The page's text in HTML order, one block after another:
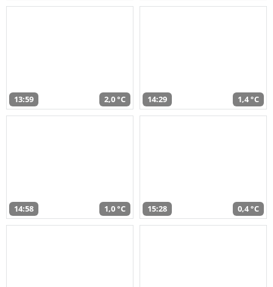
13:59 2,0 °C 14:29 1,4 °C
14:58 1,0 °C 15:28 0,4 °C